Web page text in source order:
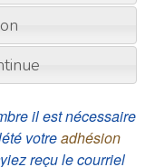
il est nécessaire
votreadhésion
reçu le courriel